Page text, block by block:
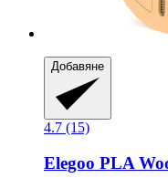
Добавяне
4.7 (15)
Elegoo PLA